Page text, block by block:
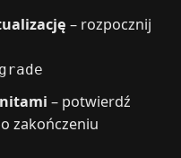
– rozpocznij
– potwierdź
zakończeniu